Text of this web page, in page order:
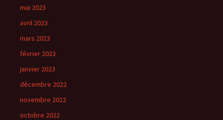
mai 2023
avril 2023
mars 2023
février 2023
janvier 2023
décembre 2022
novembre 2022
octobre 2022